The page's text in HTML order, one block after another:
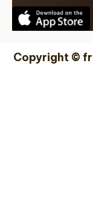
Copyright ©